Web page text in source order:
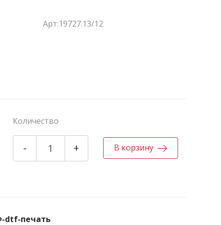
Арт:19727.13/12
Количество
- + В корзину
dtf-печать